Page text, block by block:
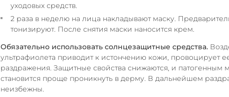
уходовых средств.
2 раза в неделю на лица накладывают маску.
тонизируют. После снятия маски наносится крем.
Обязательно использовать солнцезащитные средства.
ультрафиолета приводит к истончению кожи, провоцирует
раздражения. Защитные свойства снижаются, и патогенным
становится проще проникнуть в дерму. В дальнейшем
неизбежны.